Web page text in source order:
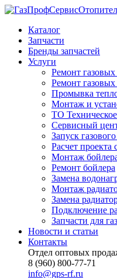
Каталог
Запчасти
Бренды запчастей
Услуги
Ремонт газовых
Ремонт
Промывка
Монтаж и
ТО
Сервисный
Запуск
Расчет проекта
Монтаж
Ремонт бойлера
Замена
Монтаж
Замена
Подключение
Запчасти для
Новости и статьи
Контакты
Отдел оптовых
8 (960) 800-77-71
info@gps-rf.ru